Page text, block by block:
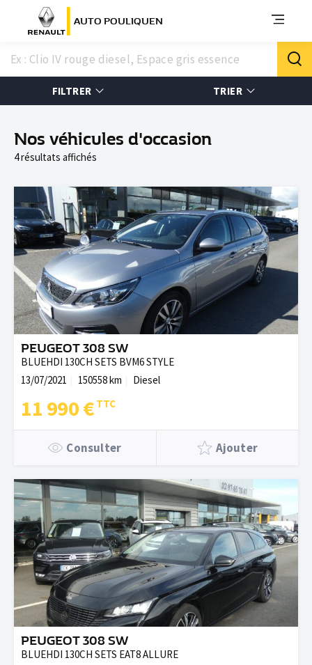
AUTO POULIQUEN
FILTRER TRIER
Nos véhicules d'occasion
4 résultats affichés
PEUGEOT 308 SW
BLUEHDI 130CH SETS BVM6 STYLE
13/07/2021
150558 km Diesel
11 990 €
Consulter Ajouter
PEUGEOT 308 SW
BLUEHDI 130CH SETS EAT8 ALLURE